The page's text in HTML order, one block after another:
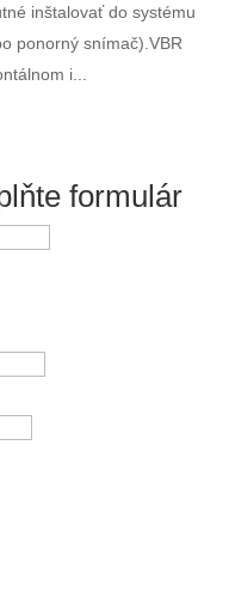
inštalovať do systému
ponorný snímač).VBR
i...
formulár